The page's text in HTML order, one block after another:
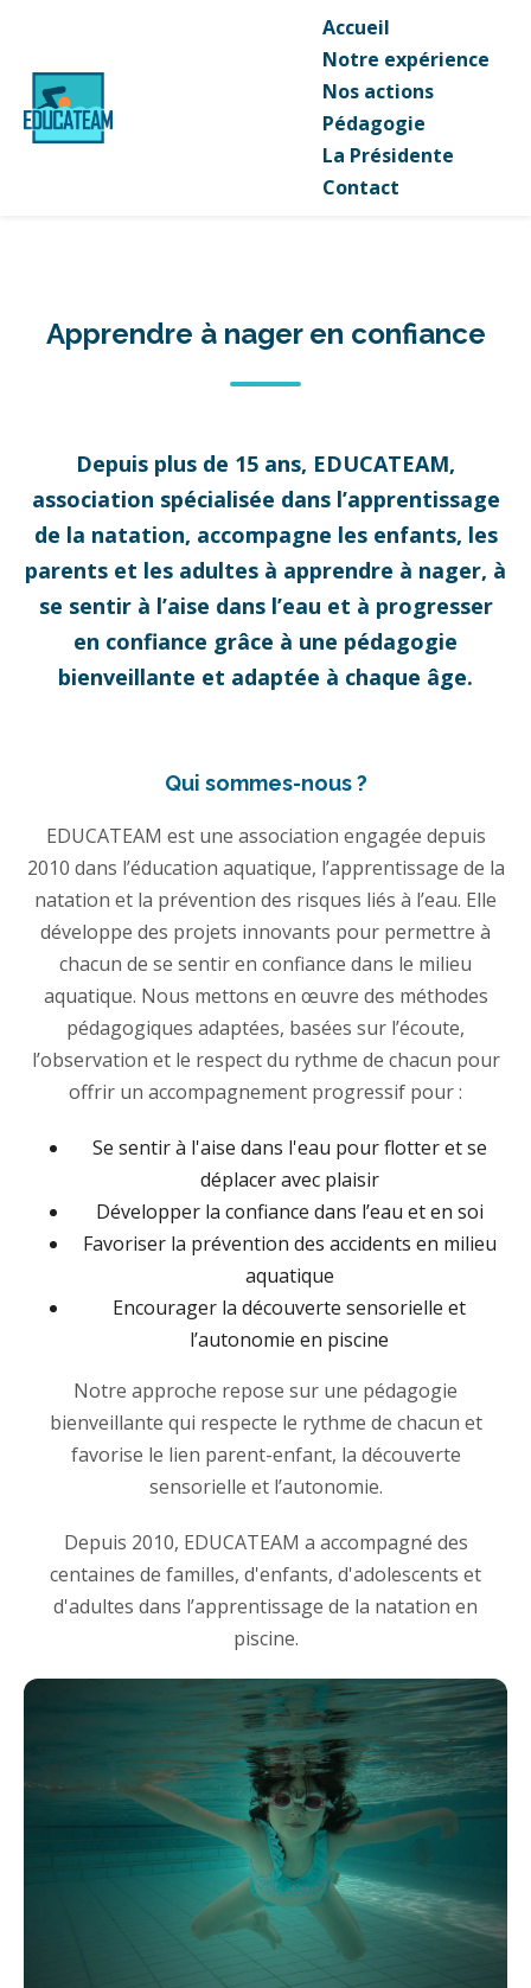
Accueil
Notre expérience
Nos actions
Pédagogie
La Présidente
Contact
Apprendre à nager en confiance
Depuis plus de 15 ans, EDUCATEAM,
association spécialisée dans l’apprentissage
de la natation, accompagne les enfants, les
parents et les adultes à apprendre à nager, à
se sentir à l’aise dans l’eau et à progresser
en confiance grâce à une pédagogie
bienveillante et adaptée à chaque âge.
Qui sommes-nous ?
EDUCATEAM est une association engagée depuis
2010 dans l’éducation aquatique, l’apprentissage de la
natation et la prévention des risques liés à l’eau. Elle
développe des projets innovants pour permettre à
chacun de se sentir en confiance dans le milieu
aquatique. Nous mettons en œuvre des méthodes
pédagogiques adaptées, basées sur l’écoute,
l’observation et le respect du rythme de chacun pour
offrir un accompagnement progressif pour :
Se sentir à l'aise dans l'eau pour flotter et se
déplacer avec plaisir
Développer la confiance dans l’eau et en soi
Favoriser la prévention des accidents en milieu
aquatique
Encourager la découverte sensorielle et
l’autonomie en piscine
Notre approche repose sur une pédagogie
bienveillante qui respecte le rythme de chacun et
favorise le lien parent-enfant, la découverte
sensorielle et l’autonomie.
Depuis 2010, EDUCATEAM a accompagné des
centaines de familles, d'enfants, d'adolescents et
d'adultes dans l’apprentissage de la natation en
piscine.